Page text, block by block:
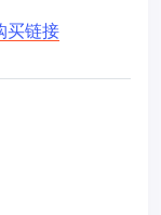
买链接